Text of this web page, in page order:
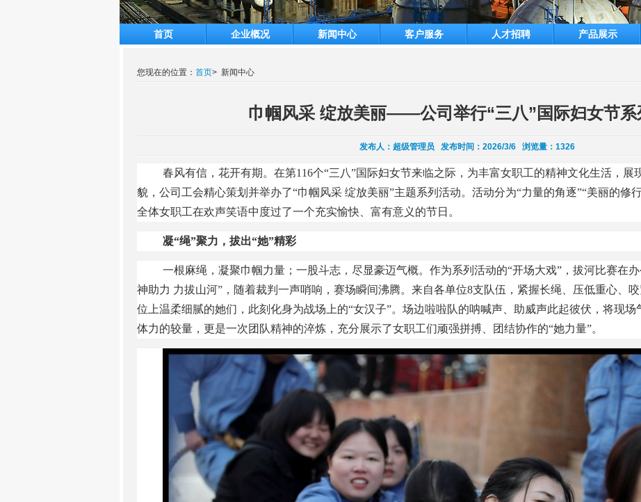
首页 企业概况 新闻中心 客户服务 人才招聘 产品展示
您现在的位置： 首页> 新闻中心
巾帼风采 绽放美丽——公司举行“三八”国际妇女节系
发布人： 超级管理员 发布时间： 2026/3/6 浏览量： 1326
春风有信，花开有期。在第116个“三八”国际妇女节来临之际，为丰富女职工的精神文化生活，
貌，公司工会精心策划并举办了“巾帼风采 绽放美丽”主题系列活动。活动分为“力量的角逐”“美丽的修
全体女职工在欢声笑语中度过了一个充实愉快、富有意义的节日。
凝“绳”聚力，拔出“她”精彩
一根麻绳，凝聚巾帼力量；一股斗志，尽显豪迈气概。作为系列活动的“开场大戏”，拔河比赛在
神助力 力拔山河”，随着裁判一声哨响，赛场瞬间沸腾。来自各单位8支队伍，紧握长绳、压低重心、
位上温柔细腻的她们，此刻化身为战场上的“女汉子”。场边啦啦队的呐喊声、助威声此起彼伏，将现
体力的较量，更是一次团队精神的淬炼，充分展示了女职工们顽强拼搏、团结协作的“她力量”。